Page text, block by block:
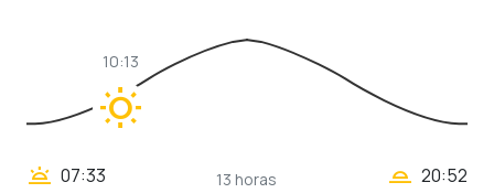
wb_sunny
10:13
wb_twilight 07:33
13 horas
wb_twilight_2 20:52